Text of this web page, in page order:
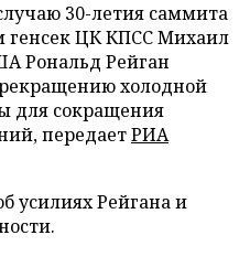
30-летия саммита
генсек ЦК КПСС Михаил
Рональд Рейган
холодной
для сокращения
передаетРИА
усилиях Рейгана и